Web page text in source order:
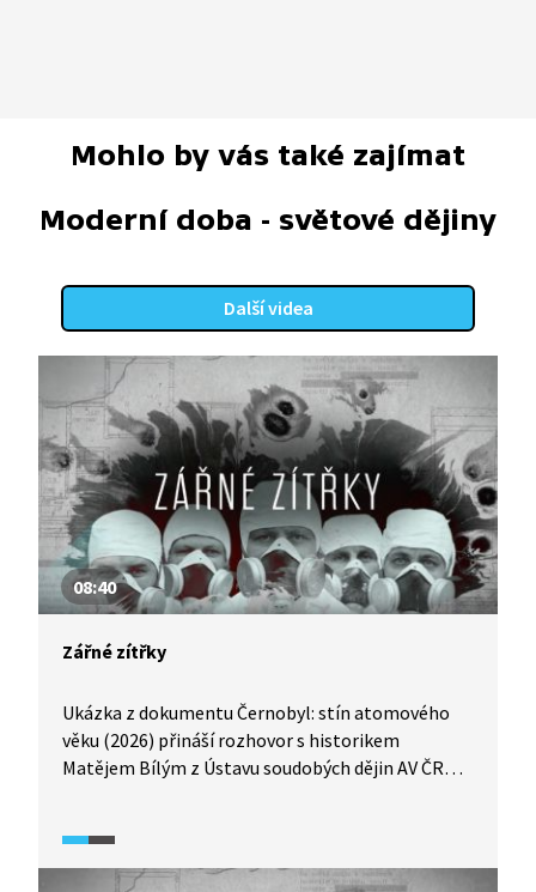
Mohlo by vás také zajímat
Moderní doba - světové dějiny
Další videa
08:40
Zářné zítřky
Ukázka z dokumentu Černobyl: stín atomového
věku (2026) přináší rozhovor s historikem
Matějem Bílým z Ústavu soudobých dějin AV ČR
utajování informací v sovětském systému a na to,
jak nedostatek otevřené komunikace a sdílení